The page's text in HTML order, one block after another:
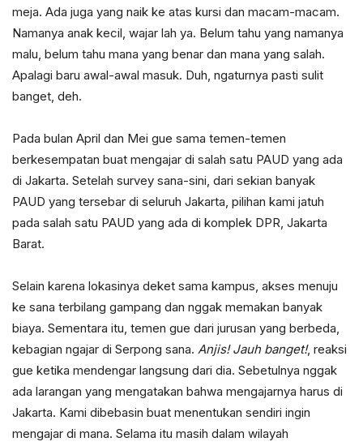
meja. Ada juga yang naik ke atas kursi dan macam-macam.
Namanya anak kecil, wajar lah ya. Belum tahu yang namanya
malu, belum tahu mana yang benar dan mana yang salah.
Apalagi baru awal-awal masuk. Duh, ngaturnya pasti sulit
banget, deh.
Pada bulan April dan Mei gue sama temen-temen
berkesempatan buat mengajar di salah satu PAUD yang ada
di Jakarta. Setelah survey sana-sini, dari sekian banyak
PAUD yang tersebar di seluruh Jakarta, pilihan kami jatuh
pada salah satu PAUD yang ada di komplek DPR, Jakarta
Barat.
Selain karena lokasinya deket sama kampus, akses menuju
ke sana terbilang gampang dan nggak memakan banyak
biaya. Sementara itu, temen gue dari jurusan yang berbeda,
kebagian ngajar di Serpong sana. Anjis! Jauh banget!, reaksi
gue ketika mendengar langsung dari dia. Sebetulnya nggak
ada larangan yang mengatakan bahwa mengajarnya harus di
Jakarta. Kami dibebasin buat menentukan sendiri ingin
mengajar di mana. Selama itu masih dalam wilayah